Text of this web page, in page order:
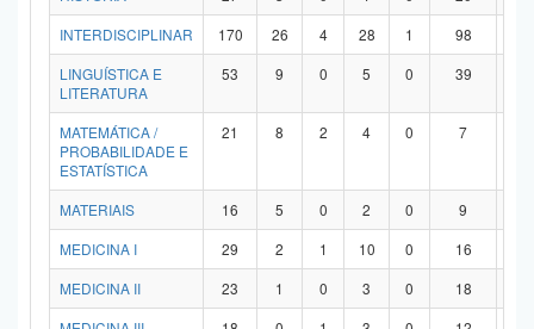
INTERDISCIPLINAR
170 26 4 28 1 98
LINGUÍSTICA E
LITERATURA
53 9 0 5 0 39
MATEMÁTICA /
PROBABILIDADE E
ESTATÍSTICA
21 8 2 4 0 7
MATERIAIS 16 5 0 2 0 9
MEDICINA I
29 2 1 10 0 16
MEDICINA II
23 1 0 3 0 18